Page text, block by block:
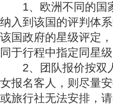
1、欧洲不同的国家
纳入到该国的评判体
该国政府的星级评定
同于行程中指定同星
2、团队报价按双人
女报名客人，则尽量
或旅行社无法安排，